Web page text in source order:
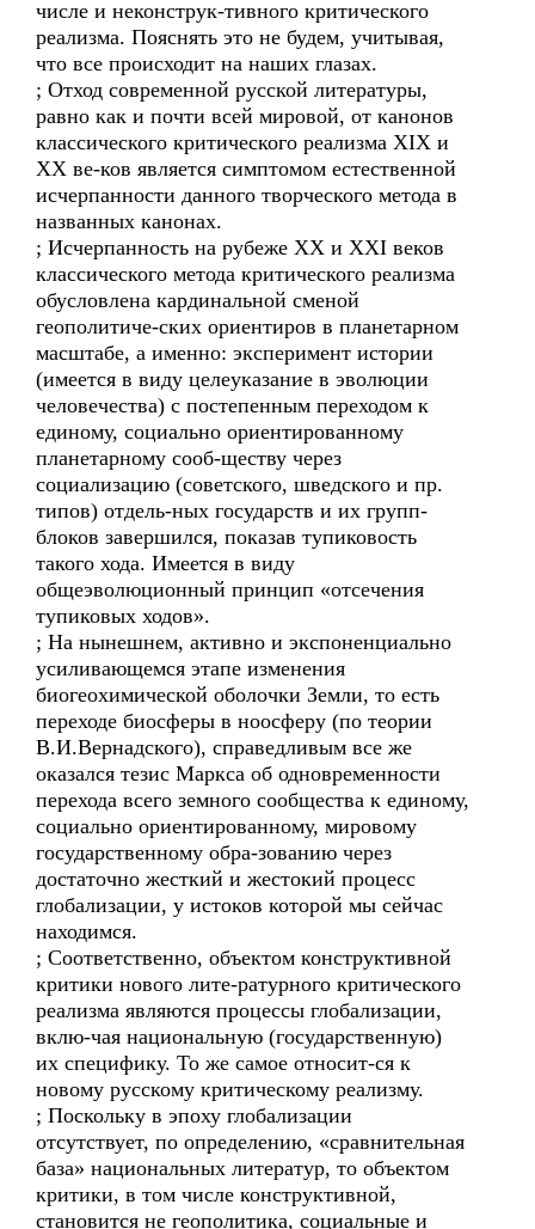
числе и неконструк-тивного критического
реализма. Пояснять это не будем, учитывая,
что все происходит на наших глазах.
; Отход современной русской литературы,
равно как и почти всей мировой, от канонов
классического критического реализма XIX и
ХХ ве-ков является симптомом естественной
исчерпанности данного творческого метода в
названных канонах.
; Исчерпанность на рубеже ХХ и XXI веков
классического метода критического реализма
обусловлена кардинальной сменой
геополитиче-ских ориентиров в планетарном
масштабе, а именно: эксперимент истории
(имеется в виду целеуказание в эволюции
человечества) с постепенным переходом к
единому, социально ориентированному
планетарному сооб-ществу через
социализацию (советского, шведского и пр.
типов) отдель-ных государств и их групп-
блоков завершился, показав тупиковость
такого хода. Имеется в виду
общеэволюционный принцип «отсечения
тупиковых ходов».
; На нынешнем, активно и экспоненциально
усиливающемся этапе изменения
биогеохимической оболочки Земли, то есть
переходе биосферы в ноосферу (по теории
В.И.Вернадского), справедливым все же
оказался тезис Маркса об одновременности
перехода всего земного сообщества к единому,
социально ориентированному, мировому
государственному обра-зованию через
достаточно жесткий и жестокий процесс
глобализации, у истоков которой мы сейчас
находимся.
; Соответственно, объектом конструктивной
критики нового лите-ратурного критического
реализма являются процессы глобализации,
вклю-чая национальную (государственную)
их специфику. То же самое относит-ся к
новому русскому критическому реализму.
; Поскольку в эпоху глобализации
отсутствует, по определению, «сравнительная
база» национальных литератур, то объектом
критики, в том числе конструктивной,
становится не геополитика, социальные и